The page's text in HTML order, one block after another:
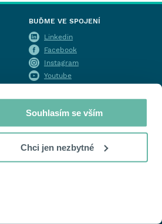
Souhlasím se vším
Chci jen nezbytné
BUĎME VE SPOJENÍ
Linkedin
Facebook
Instagram
Youtube